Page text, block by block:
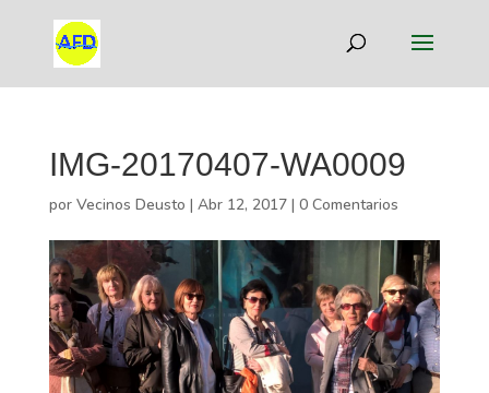
IMG-20170407-WA0009
por Vecinos Deusto | Abr 12, 2017| 0 Comentarios